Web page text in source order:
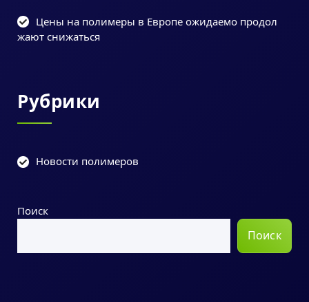
Цены на полимеры в Европе ожидаемо продол
жают снижаться
Рубрики
Новости полимеров
Поиск
Поиск